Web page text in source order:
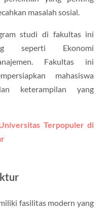
masalah sosial.
studi di fakultas ini
seperti Ekonomi
Fakultas ini
mahasiswa
keterampilan yang
Terpopuler di
fasilitas modern yang